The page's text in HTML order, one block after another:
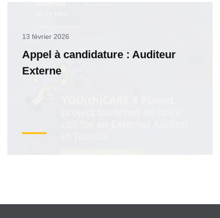
13 février 2026
Appel à candidature : Auditeur
Externe